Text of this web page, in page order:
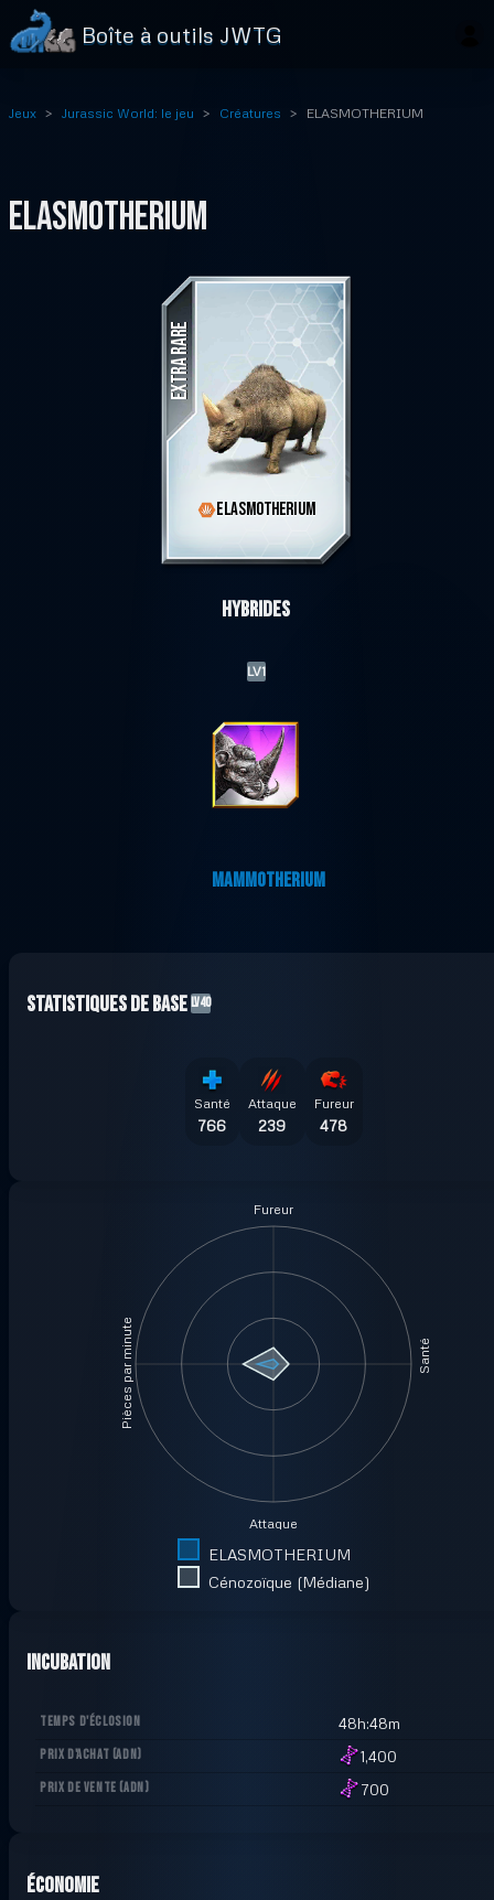
Boîte à outils JWTG
Jeux Jurassic World: le jeu Créatures ELASMOTHERIUM
ELASMOTHERIUM
EXTRA RARE
ELASMOTHERIUM
Hybrides
LV1
MAMMOTHERIUM
Statistiques de base LV40
Santé
766
Attaque
239
Fureur
478
Fureur
Santé
Attaque
Pièces par minute
ELASMOTHERIUM
Cénozoïque (Médiane)
Incubation
TEMPS D'ÉCLOSION 48h:48m
PRIX D'ACHAT (ADN ) 1,400
PRIX DE VENTE (ADN ) 700
Économie